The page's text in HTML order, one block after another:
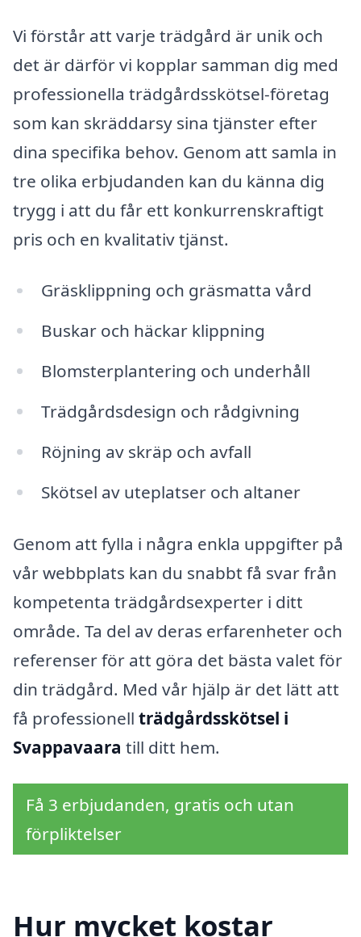
Vi förstår att varje trädgård är unik och
det är därför vi kopplar samman dig med
professionella trädgårdsskötsel-företag
som kan skräddarsy sina tjänster efter
dina specifika behov. Genom att samla in
tre olika erbjudanden kan du känna dig
trygg i att du får ett konkurrenskraftigt
pris och en kvalitativ tjänst.
Gräsklippning och gräsmatta vård
Buskar och häckar klippning
Blomsterplantering och underhåll
Trädgårdsdesign och rådgivning
Röjning av skräp och avfall
Skötsel av uteplatser och altaner
Genom att fylla i några enkla uppgifter på
vår webbplats kan du snabbt få svar från
kompetenta trädgårdsexperter i ditt
område. Ta del av deras erfarenheter och
referenser för att göra det bästa valet för
din trädgård. Med vår hjälp är det lätt att
få professionell trädgårdsskötsel i
Svappavaara till ditt hem.
Få 3 erbjudanden, gratis och utan
förpliktelser
Hur mycket kostar